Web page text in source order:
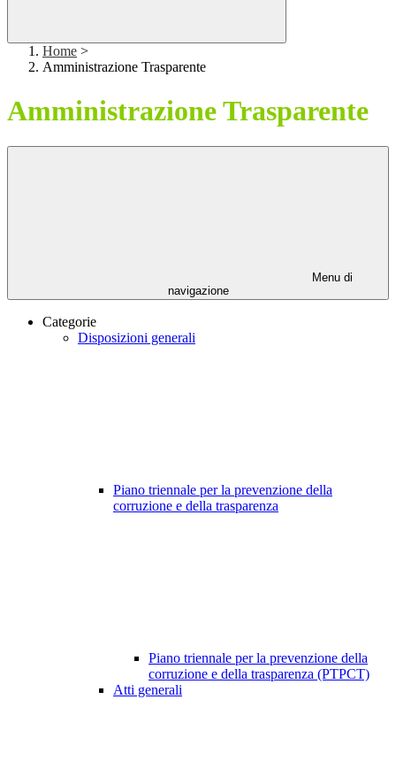
Home >
Amministrazione Trasparente
Amministrazione Trasparente
Menu di
navigazione
Categorie
Disposizioni generali
Piano triennale per la prevenzione della
corruzione e della trasparenza
Piano triennale per la prevenzione della
corruzione e della trasparenza (PTPCT)
Atti generali